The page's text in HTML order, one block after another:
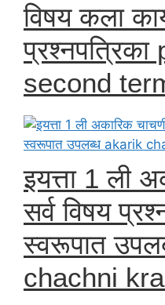
विषय कला
second
इयत्ता 1 ली
सर्व विषय
स्वरूपात
chachni